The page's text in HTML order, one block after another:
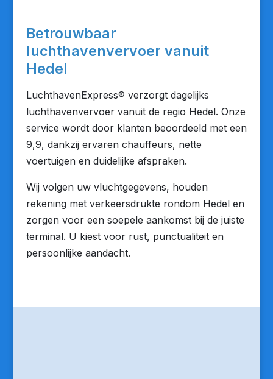
Betrouwbaar
luchthavenvervoer vanuit
Hedel
LuchthavenExpress® verzorgt dagelijks
luchthavenvervoer vanuit de regio Hedel. Onze
service wordt door klanten beoordeeld met een
9,9, dankzij ervaren chauffeurs, nette
voertuigen en duidelijke afspraken.
Wij volgen uw vluchtgegevens, houden
rekening met verkeersdrukte rondom Hedel en
zorgen voor een soepele aankomst bij de juiste
terminal. U kiest voor rust, punctualiteit en
persoonlijke aandacht.